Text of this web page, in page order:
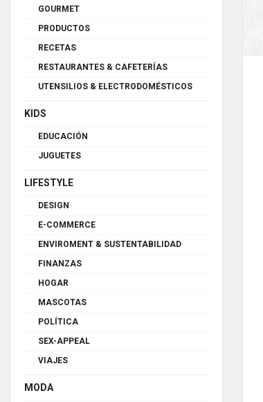
GOURMET
PRODUCTOS
RECETAS
RESTAURANTES & CAFETERÍAS
UTENSILIOS & ELECTRODOMÉSTICOS
KIDS
EDUCACIÓN
JUGUETES
LIFESTYLE
DESIGN
E-COMMERCE
ENVIROMENT & SUSTENTABILIDAD
FINANZAS
HOGAR
MASCOTAS
POLÍTICA
SEX-APPEAL
VIAJES
MODA